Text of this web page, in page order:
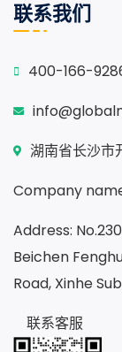
联系我们
400-166-
湖南省长沙市
Company
Address:
Beichen
Road, Xinhe
联系客服